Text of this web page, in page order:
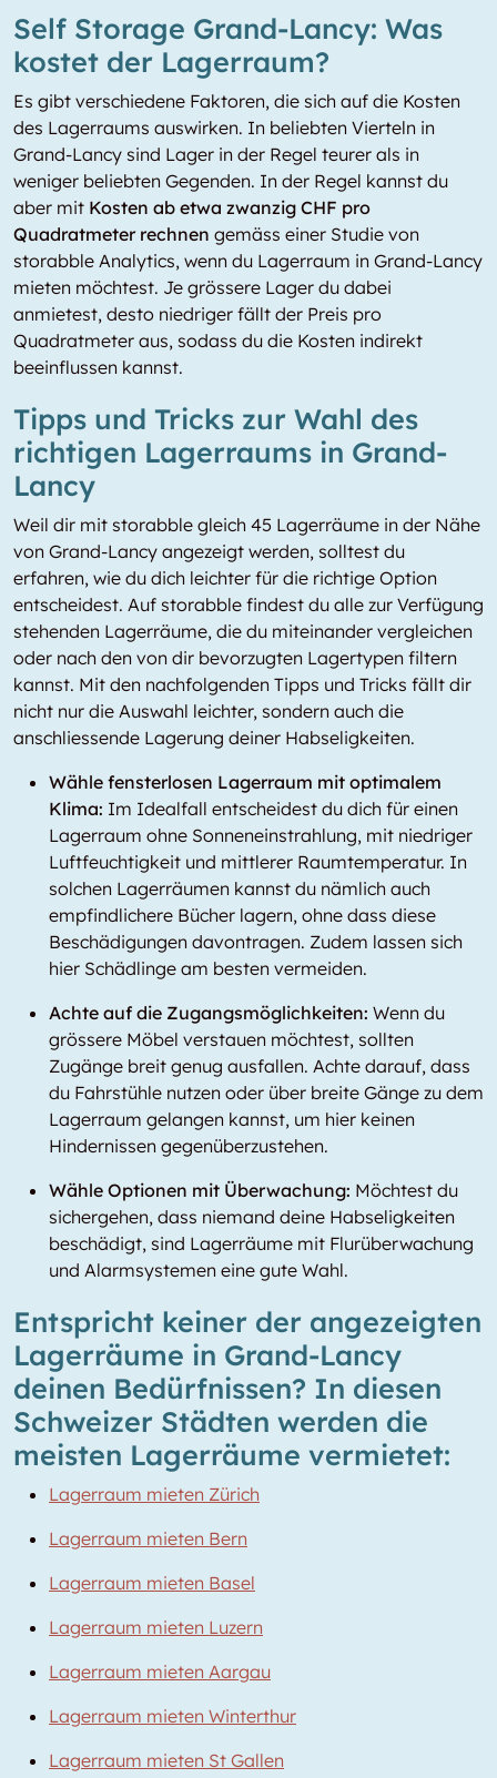
Self Storage Grand-Lancy: Was
kostet der Lagerraum?
Es gibt verschiedene Faktoren, die sich auf die Kosten
des Lagerraums auswirken. In beliebten Vierteln in
Grand-Lancy sind Lager in der Regel teurer als in
weniger beliebten Gegenden. In der Regel kannst du
aber mit Kosten ab etwa zwanzig CHF pro
Quadratmeter rechnen gemäss einer Studie von
storabble Analytics, wenn du Lagerraum in Grand-Lancy
mieten möchtest. Je grössere Lager du dabei
anmietest, desto niedriger fällt der Preis pro
Quadratmeter aus, sodass du die Kosten indirekt
beeinflussen kannst.
Tipps und Tricks zur Wahl des
richtigen Lagerraums in Grand-
Lancy
Weil dir mit storabble gleich 45 Lagerräume in der Nähe
von Grand-Lancy angezeigt werden, solltest du
erfahren, wie du dich leichter für die richtige Option
entscheidest. Auf storabble findest du alle zur Verfügung
stehenden Lagerräume, die du miteinander vergleichen
oder nach den von dir bevorzugten Lagertypen filtern
kannst. Mit den nachfolgenden Tipps und Tricks fällt dir
nicht nur die Auswahl leichter, sondern auch die
anschliessende Lagerung deiner Habseligkeiten.
Wähle fensterlosen Lagerraum mit optimalem
Klima: Im Idealfall entscheidest du dich für einen
Lagerraum ohne Sonneneinstrahlung, mit niedriger
Luftfeuchtigkeit und mittlerer Raumtemperatur. In
solchen Lagerräumen kannst du nämlich auch
empfindlichere Bücher lagern, ohne dass diese
Beschädigungen davontragen. Zudem lassen sich
hier Schädlinge am besten vermeiden.
Achte auf die Zugangsmöglichkeiten: Wenn du
grössere Möbel verstauen möchtest, sollten
Zugänge breit genug ausfallen. Achte darauf, dass
du Fahrstühle nutzen oder über breite Gänge zu dem
Lagerraum gelangen kannst, um hier keinen
Hindernissen gegenüberzustehen.
Wähle Optionen mit Überwachung: Möchtest du
sichergehen, dass niemand deine Habseligkeiten
beschädigt, sind Lagerräume mit Flurüberwachung
und Alarmsystemen eine gute Wahl.
Entspricht keiner der angezeigten
Lagerräume in Grand-Lancy
deinen Bedürfnissen? In diesen
Schweizer Städten werden die
meisten Lagerräume vermietet:
Lagerraum mieten Zürich
Lagerraum mieten Bern
Lagerraum mieten Basel
Lagerraum mieten Luzern
Lagerraum mieten Aargau
Lagerraum mieten Winterthur
Lagerraum mieten St Gallen